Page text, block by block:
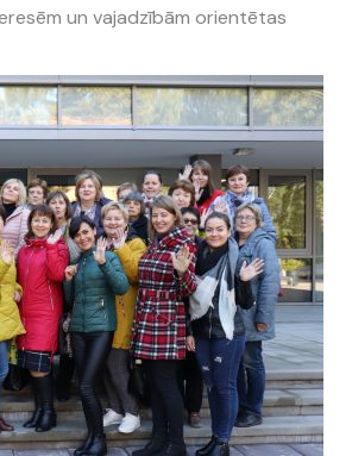
un vajadzībām orientētas